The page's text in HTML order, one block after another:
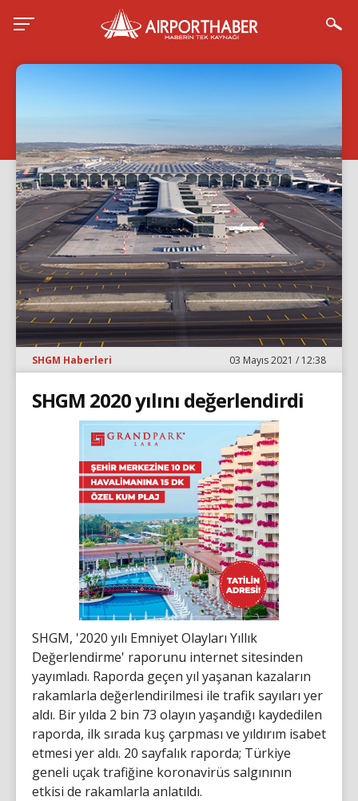
SHGM Haberleri 03 Mayıs 2021 / 12:38
SHGM 2020 yılını değerlendirdi
SHGM, '2020 yılı Emniyet Olayları Yıllık
Değerlendirme' raporunu internet sitesinden
yayımladı. Raporda geçen yıl yaşanan kazaların
rakamlarla değerlendirilmesi ile trafik sayıları yer
aldı. Bir yılda 2 bin 73 olayın yaşandığı kaydedilen
raporda, ilk sırada kuş çarpması ve yıldırım isabet
etmesi yer aldı. 20 sayfalık raporda; Türkiye
geneli uçak trafiğine koronavirüs salgınının
etkisi de rakamlarla anlatıldı.